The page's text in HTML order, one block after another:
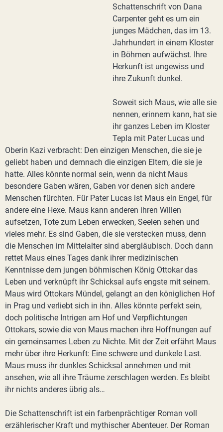
Schattenschrift von Dana
Carpenter geht es um ein
junges Mädchen, das im 13.
Jahrhundert in einem Kloster
in Böhmen aufwächst. Ihre
Herkunft ist ungewiss und
ihre Zukunft dunkel.
Soweit sich Maus, wie alle sie
nennen, erinnern kann, hat sie
ihr ganzes Leben im Kloster
Tepla mit Pater Lucas und
Oberin Kazi verbracht: Den einzigen Menschen, die sie je
geliebt haben und demnach die einzigen Eltern, die sie je
hatte. Alles könnte normal sein, wenn da nicht Maus
besondere Gaben wären, Gaben vor denen sich andere
Menschen fürchten. Für Pater Lucas ist Maus ein Engel, für
andere eine Hexe. Maus kann anderen ihren Willen
aufsetzen, Tote zum Leben erwecken, Seelen sehen und
vieles mehr. Es sind Gaben, die sie verstecken muss, denn
die Menschen im Mittelalter sind abergläubisch. Doch dann
rettet Maus eines Tages dank ihrer medizinischen
Kenntnisse dem jungen böhmischen König Ottokar das
Leben und verknüpft ihr Schicksal aufs engste mit seinem.
Maus wird Ottokars Mündel, gelangt an den königlichen Hof
in Prag und verliebt sich in ihn. Alles könnte perfekt sein,
doch politische Intrigen am Hof und Verpflichtungen
Ottokars, sowie die von Maus machen ihre Hoffnungen auf
ein gemeinsames Leben zu Nichte. Mit der Zeit erfährt Maus
mehr über ihre Herkunft: Eine schwere und dunkele Last.
Maus muss ihr dunkles Schicksal annehmen und mit
ansehen, wie all ihre Träume zerschlagen werden. Es bleibt
ihr nichts anderes übrig als…
Die Schattenschrift ist ein farbenprächtiger Roman voll
erzählerischer Kraft und mythischer Abenteuer. Der Roman